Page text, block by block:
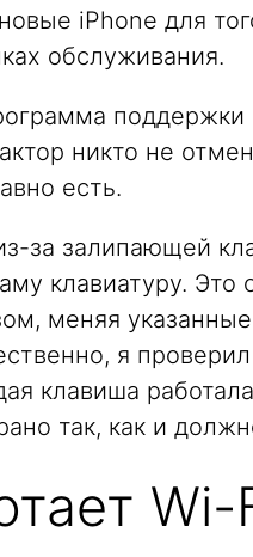
iPhone для
обслуживания.
поддержки
никто не
есть.
за залипающей
клавиатуру.
меняя
я
клавиша
так, как и